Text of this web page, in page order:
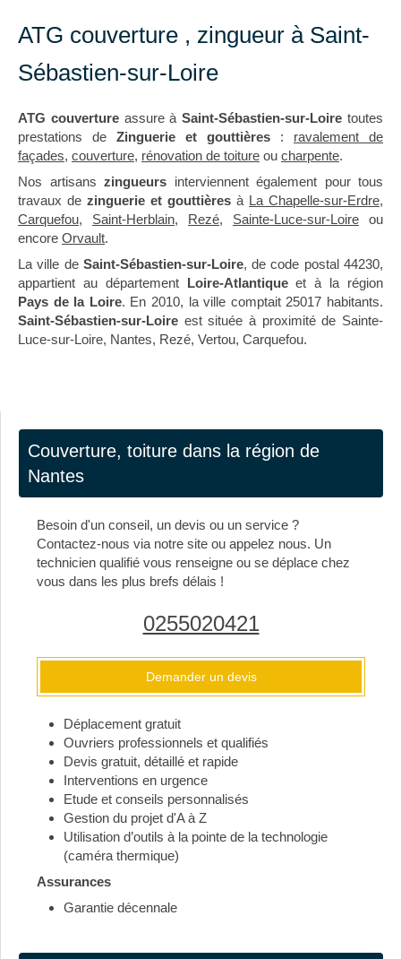
ATG couverture , zingueur à Saint-
Sébastien-sur-Loire
ATG couverture assure àSaint-Sébastien-sur-Loire toutes
prestations de Zinguerie et gouttières : ravalement de
façades, couverture, rénovation de toiture ou charpente.
Nos artisans zingueurs interviennent également pour tous
travaux de zinguerie et gouttières à La Chapelle-sur-Erdre,
Carquefou, Saint-Herblain, Rezé, Sainte-Luce-sur-Loire ou
encore Orvault.
La ville de Saint-Sébastien-sur-Loire, de code postal 44230,
appartient au département Loire-Atlantiqueet à la région
Pays de la Loire. En 2010, la ville comptait 25017 habitants.
Saint-Sébastien-sur-Loire est située à proximité de Sainte-
Luce-sur-Loire, Nantes, Rezé, Vertou, Carquefou.
Couverture, toiture dans la région de
Nantes
Besoin d'un conseil, un devis ou un service ?
Contactez-nous via notre site ou appelez nous. Un
technicien qualifié vous renseigne ou se déplace chez
vous dans les plus brefs délais !
0255020421
Demander un devis
Déplacement gratuit
Ouvriers professionnels et qualifiés
Devis gratuit, détaillé et rapide
Interventions en urgence
Etude et conseils personnalisés
Gestion du projet d'A à Z
Utilisation d’outils à la pointe de la technologie
(caméra thermique)
Assurances
Garantie décennale